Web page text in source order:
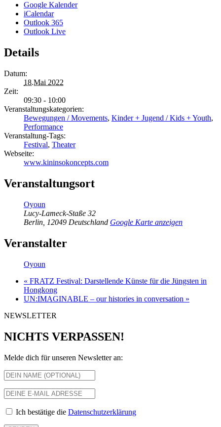
Google Kalender
iCalendar
Outlook 365
Outlook Live
Details
Datum:
18.Mai 2022
Zeit:
09:30 - 10:00
Veranstaltungskategorien:
Bewegungen / Movements, Kinder + Jugend / Kids + Youth,
Performance
Veranstaltung-Tags:
Festival, Theater
Webseite:
www.kininsokoncepts.com
Veranstaltungsort
Oyoun
Lucy-Lameck-Staße 32
Berlin 12049 Deutschland Google Karte anzeigen
Veranstalter
Oyoun
« FRATZ Festival: Darstellende Künste für die Jüngsten in
Hongkong
UN:IMAGINABLE – our histories in conversation »
NEWSLETTER
NICHTS VERPASSEN!
Melde dich für unseren Newsletter an:
Ich bestätige die Datenschutzerklärung